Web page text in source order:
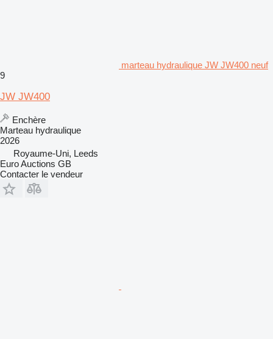
marteau hydraulique JW JW400 neuf
9
JW JW400
Enchère
Marteau hydraulique
2026
Royaume-Uni, Leeds
Euro Auctions GB
Contacter le vendeur